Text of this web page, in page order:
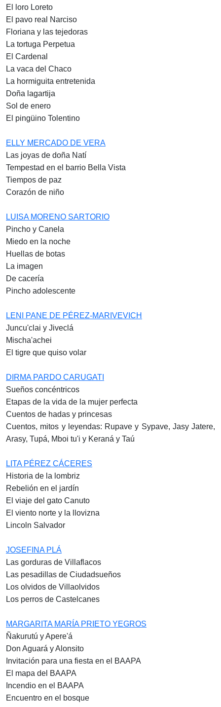
El loro Loreto
El pavo real Narciso
Floriana y las tejedoras
La tortuga Perpetua
El Cardenal
La vaca del Chaco
La hormiguita entretenida
Doña lagartija
Sol de enero
El pingüino Tolentino
ELLY MERCADO DE VERA
Las joyas de doña Natí
Tempestad en el barrio Bella Vista
Tiempos de paz
Corazón de niño
LUISA MORENO SARTORIO
Pincho y Canela
Miedo en la noche
Huellas de botas
La imagen
De cacería
Pincho adolescente
LENI PANE DE PÉREZ-MARIVEVICH
Juncu'clai y Jiveclá
Mischa'achei
El tigre que quiso volar
DIRMA PARDO CARUGATI
Sueños concéntricos
Etapas de la vida de la mujer perfecta
Cuentos de hadas y princesas
Cuentos, mitos y leyendas: Rupave y Sypave, Jasy Jatere,
Arasy, Tupá, Mboi tu'i y Keraná y Taú
LITA PÉREZ CÁCERES
Historia de la lombriz
Rebelión en el jardín
El viaje del gato Canuto
El viento norte y la llovizna
Lincoln Salvador
JOSEFINA PLÁ
Las gorduras de Villaflacos
Las pesadillas de Ciudadsueños
Los olvidos de Villaolvidos
Los perros de Castelcanes
MARGARITA MARÍA PRIETO YEGROS
Ñakurutú y Apere'á
Don Aguará y Alonsito
Invitación para una fiesta en el BAAPA
El mapa del BAAPA
Incendio en el BAAPA
Encuentro en el bosque